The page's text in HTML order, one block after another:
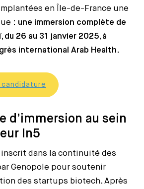
en Île-de-France une
: une immersion complète de
du 26 au 31 janvier 2025, à
international Arab Health.
d’immersion au sein
In5
dans la continuité des
Genopole pour soutenir
des startups biotech. Après